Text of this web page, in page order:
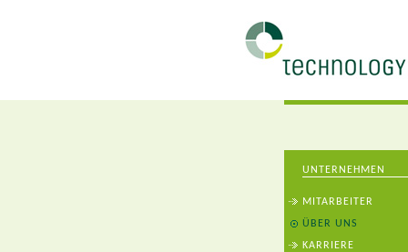
UNTERNEHMEN
MITARBEITER
ÜBER UNS
KARRIERE